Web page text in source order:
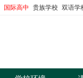
国际高中 贵族学校 双语学